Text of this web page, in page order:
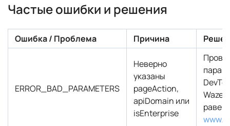
Частые ошибки и решения
Ошибка / Проблема Причина
ERROR_BAD_PARAMETERS
Неверно
указаны
pageAction,
apiDomain или
isEnterprise
Waze
равен